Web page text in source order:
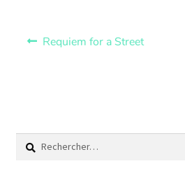
Requiem for a Street